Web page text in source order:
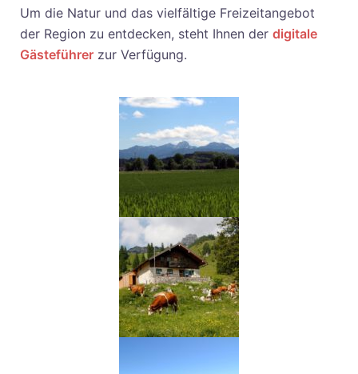
Um die Natur und das vielfältige Freizeitangebot
der Region zu entdecken, steht Ihnen der digitale
Gästeführer zur Verfügung.